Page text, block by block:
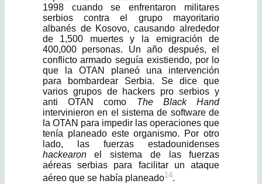
1998 cuando se enfrenta­ron militares
serbios contra el grupo mayoritario
albanés de Kosovo, causando alrededor
de 1,500 muertes y la emigración de
400,000 personas. Un año des­pués, el
conflicto armado seguía existiendo, por lo
que la OTAN planeó una intervención
para bombardear Serbia. Se dice que
varios grupos de hackers pro serbios y
anti OTAN como The Black Hand
intervinieron en el sistema de software de
la OTAN para impedir las operaciones que
tenía planeado este organismo. Por otro
lado, las fuerzas estadounidenses
hackearonel sistema de las fuerzas
aéreas serbias para facilitar un ataque
aéreo que se había planeado14.